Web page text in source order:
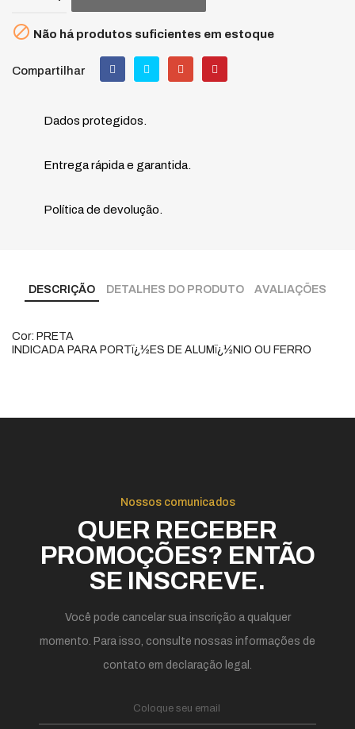
 Não há produtos suficientes em estoque
Compartilhar
Dados protegidos.
Entrega rápida e garantida.
Política de devolução.
DESCRIÇÃO DETALHES DO PRODUTO AVALIAÇÕES
Cor: PRETA
INDICADA PARA PORTï¿½ES DE ALUMï¿½NIO OU FERRO
Nossos comunicados
QUER RECEBER
PROMOÇÕES? ENTÃO
SE INSCREVE.
Você pode cancelar sua inscrição a qualquer
momento. Para isso, consulte nossas informações de
contato em declaração legal.